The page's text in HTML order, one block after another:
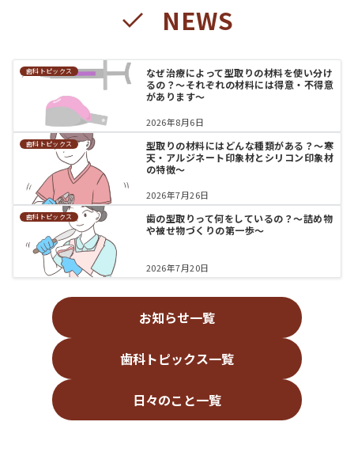
NEWS
歯科トピックス
なぜ治療によって型取りの材料を使い分け
るの？〜それぞれの材料には得意・不得意
があります〜
2026年8月6日
歯科トピックス
型取りの材料にはどんな種類がある？〜寒
天・アルジネート印象材とシリコン印象材
の特徴〜
2026年7月26日
歯科トピックス
歯の型取りって何をしているの？〜詰め物
や被せ物づくりの第一歩〜
2026年7月20日
お知らせ一覧
歯科トピックス一覧
日々のこと一覧